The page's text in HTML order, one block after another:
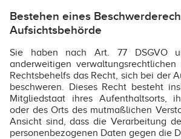
Bestehen eines
Aufsichtsbehörde
Sie haben nach Art. 77 DSGVO
anderweitigen
Rechtsbehelfs das Recht, sich bei der
beschweren. Dieses Recht besteht
Mitgliedstaat ihres Aufenthaltsorts,
oder des Orts des mutmaßlichen
Ansicht sind, dass die Verarbeitung
personenbezogenen Daten gegen die